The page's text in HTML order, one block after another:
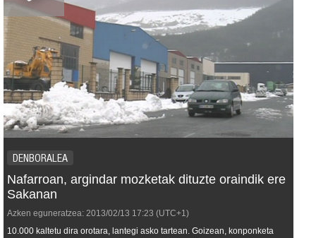
DENBORALEA
Nafarroan, argindar mozketak dituzte oraindik ere
Sakanan
Azken eguneratzea: 2013/02/13 17:23 (UTC+1)
10.000 kaltetu dira orotara, lantegi asko tartean. Goizean, konponketa